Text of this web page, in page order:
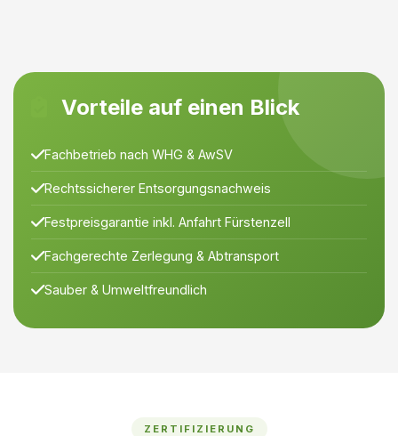
Vorteile auf einen Blick
Fachbetrieb nach WHG & AwSV
Rechtssicherer Entsorgungsnachweis
Festpreisgarantie inkl. Anfahrt Fürstenzell
Fachgerechte Zerlegung & Abtransport
Sauber & Umweltfreundlich
ZERTIFIZIERUNG